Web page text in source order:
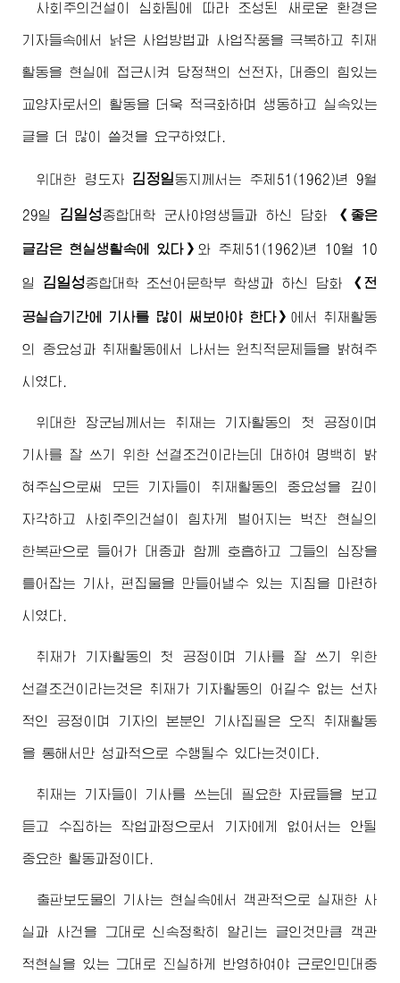
사회주의건설이 심화됨에 따라 조성된 새로운 환경은
기자들속에서 낡은 사업방법과 사업작풍을 극복하고 취재
활동을 현실에 접근시켜 당정책의 선전자, 대중의 힘있는
교양자로서의 활동을 더욱 적극화하며 생동하고 실속있는
글을 더 많이 쓸것을 요구하였다.
위대한 령도자 김정일동지 께서는 주체51(1962)년 9월
29일 김일성종합대학 군사야영생들과 하신 담화 《좋은
글감은 현실생활속에 있다》와 주체51(1962)년 10월 10
일 김일성종합대학 조선어문학부 학생과 하신 담화 《전
공실습기간에 기사를 많이 써보아야 한다》 에서 취재활동
의 중요성과 취재활동에서 나서는 원칙적문제들을 밝혀주
시였다.
위대한 장군님 께서는 취재는 기자활동의 첫 공정이며
기사를 잘 쓰기 위한 선결조건이라는데 대하여 명백히 밝
혀주심으로써 모든 기자들이 취재활동의 중요성을 깊이
자각하고 사회주의건설이 힘차게 벌어지는 벅찬 현실의
한복판으로 들어가 대중과 함께 호흡하고 그들의 심장을
틀어잡는 기사, 편집물을 만들어낼수 있는 지침을 마련하
시였다.
취재가 기자활동의 첫 공정이며 기사를 잘 쓰기 위한
선결조건이라는것은 취재가 기자활동의 어길수 없는 선차
적인 공정이며 기자의 본분인 기사집필은 오직 취재활동
을 통해서만 성과적으로 수행될수 있다는것이다.
취재는 기자들이 기사를 쓰는데 필요한 자료들을 보고
듣고 수집하는 작업과정으로서 기자에게 없어서는 안될
중요한 활동과정이다.
출판보도물의 기사는 현실속에서 객관적으로 실재한 사
실과 사건을 그대로 신속정확히 알리는 글인것만큼 객관
적현실을 있는 그대로 진실하게 반영하여야 근로인민대중